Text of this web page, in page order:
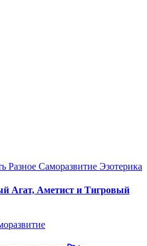
Разное Саморазвитие Эзотерика
Агат, Аметист и Тигровый